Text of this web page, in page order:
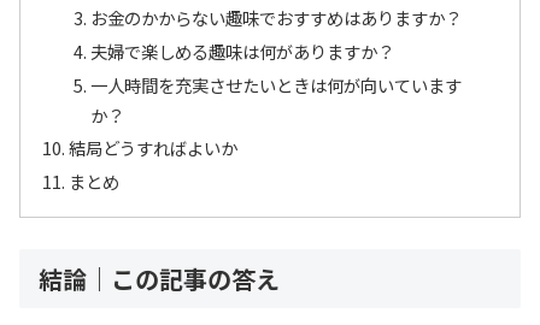
お金のかからない趣味でおすすめはありますか？
夫婦で楽しめる趣味は何がありますか？
一人時間を充実させたいときは何が向いています
か？
結局どうすればよいか
まとめ
結論｜この記事の答え